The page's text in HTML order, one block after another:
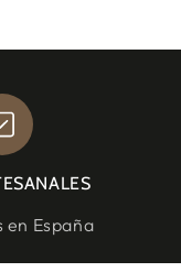
en España